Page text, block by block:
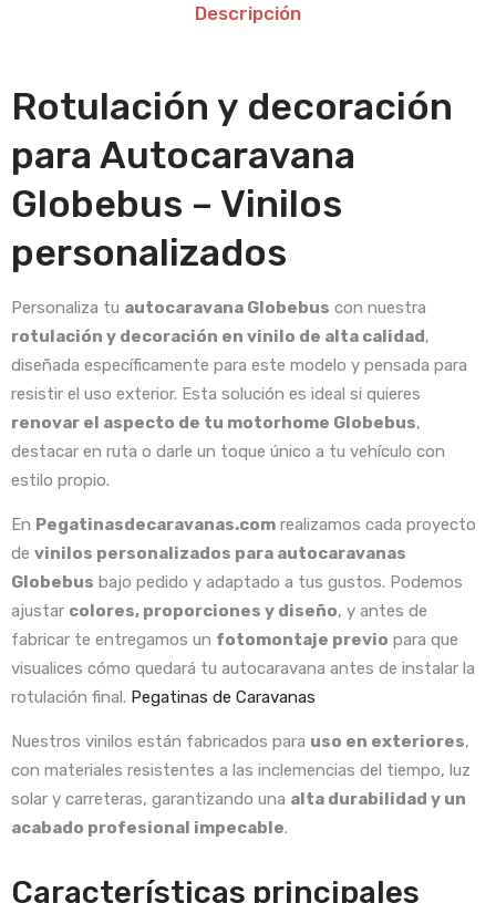
Descripción
Rotulación y decoración
para Autocaravana
Globebus – Vinilos
personalizados
Personaliza tu autocaravana Globebus con nuestra
rotulación y decoración en vinilo de alta calidad,
diseñada específicamente para este modelo y pensada para
resistir el uso exterior. Esta solución es ideal si quieres
renovar el aspecto de tu motorhome Globebus,
destacar en ruta o darle un toque único a tu vehículo con
estilo propio.
En Pegatinasdecaravanas.com realizamos cada proyecto
de vinilos personalizados para autocaravanas
Globebus bajo pedido y adaptado a tus gustos. Podemos
ajustar colores, proporciones y diseño, y antes de
fabricar te entregamos un fotomontaje previo para que
visualices cómo quedará tu autocaravana antes de instalar la
rotulación final. Pegatinas de Caravanas
Nuestros vinilos están fabricados para uso en exteriores,
con materiales resistentes a las inclemencias del tiempo, luz
solar y carreteras, garantizando una alta durabilidad y un
acabado profesional impecable.
Características principales